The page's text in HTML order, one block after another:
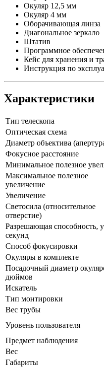
Окуляр 12,5 мм
Окуляр 4 мм
Оборачивающая линза
Диагональное зеркало
Штатив
Программное
Кейс для хранения и
Инструкция по
Характеристики
Тип телескопа
Оптическая схема
Диаметр объектива
Фокусное расстояние
Минимальное полезное
Максимальное полезное
увеличение
Увеличение
Светосила (относительное
отверстие)
Разрешающая способность,
секунд
Способ фокусировки
Окуляры в комплекте
Посадочный диаметр
дюймов
Искатель
Тип монтировки
Вес трубы
Уровень пользователя
Предмет наблюдения
Вес
Габариты